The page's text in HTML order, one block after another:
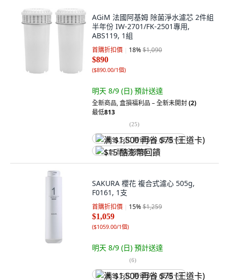
AGiM 法國阿基姆 除菌淨水濾芯 2件組
半年份 IW-2701/FK-2501專用,
ABS119, 1組
首購折扣價 18%$1,090
$890
($890.00/1個)
明天 8/9 (日) 預計送達
全新商品,盒損福利品 – 全新未開封(2)
最低813
(25)
满 $1,500 再省 $75 (王道卡)
$15 酷澎幣回饋
SAKURA 櫻花 複合式濾心 505g,
F0161, 1支
首購折扣價 15%$1,259
$1,059
($1059.00/1個)
明天 8/9 (日) 預計送達
(6)
满 $1,500 再省 $75 (王道卡)